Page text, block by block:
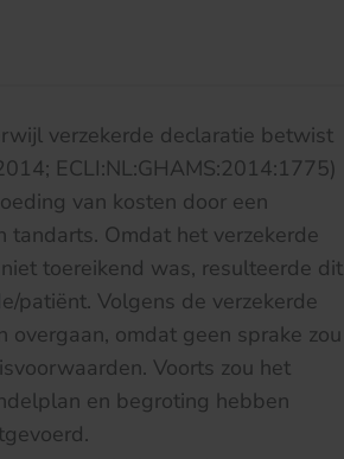
verzekerde declaratie betwist
ECLI:NL:GHAMS:2014:1775)
van kosten door een
tandarts. Omdat het verzekerde
toereikend was, resulteerde dit
patiënt. Volgens de verzekerde
overgaan, omdat geen sprake zou
Voorts zou het
en begroting hebben